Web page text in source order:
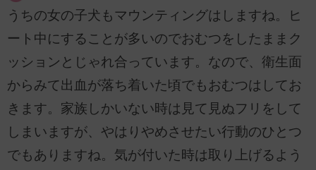
うちの女の子犬もマウンティングはしますね。ヒ
ート中にすることが多いのでおむつをしたままク
ッションとじゃれ合っています。なので、衛生面
からみて出血が落ち着いた頃でもおむつはしてお
きます。家族しかいない時は見て見ぬフリをして
しまいますが、やはりやめさせたい行動のひとつ
でもありますね。気が付いた時は取り上げるよう